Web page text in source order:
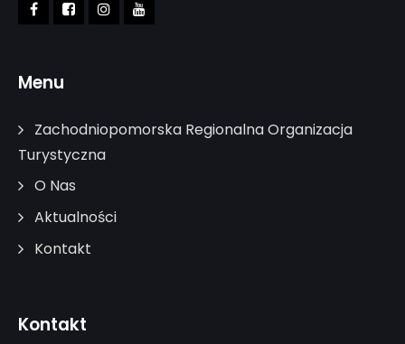
Menu
Zachodniopomorska Regionalna Organizacja
Turystyczna
O Nas
Aktualności
Kontakt
Kontakt